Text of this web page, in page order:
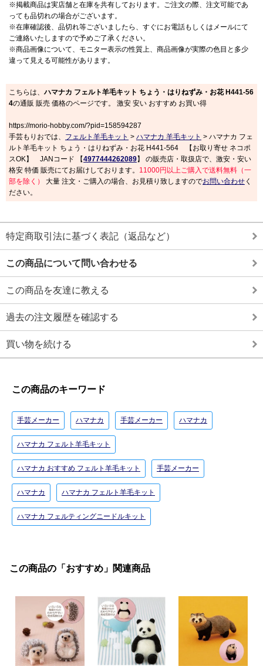
※掲載商品は実店舗と在庫を共有しております。ご注文の際、注文可能であ
っても品切れの場合がございます。
※在庫確認後、品切れ等ございましたら、すぐにお電話もしくはメールにて
ご連絡いたしますので予めご了承ください。
※商品画像について、モニター表示の性質上、商品画像が実際の色目と多少
違って見える可能性があります。
こちらは、ハマナカ フェルト羊毛キット ちょう・はりねずみ・お花 H441-56
4の通販 販売 価格のページです。 激安 安い おすすめ お買い得
https://morio-hobby.com/?pid=158594287
手芸もりおでは、 フェルト羊毛キット > ハマナカ 羊毛キット > ハマナカ フェ
ルト羊毛キット ちょう・はりねずみ・お花 H441-564 【お取り寄せ ネコポ
スOK】 JANコード 【4977444262089】 の販売店・取扱店で、激安・安い
格安 特価 販売にてお届けしております。 11000円以上ご購入で送料無料（一
部を除く）
大量 注文・ご購入の場合、お見積り致しますのでお問い合わせ く
ださい。
特定商取引法に基づく表記（返品など）
この商品について問い合わせる
この商品を友達に教える
過去の注文履歴を確認する
買い物を続ける
この商品のキーワード
手芸メーカー ハマナカ 手芸メーカー ハマナカ
ハマナカ フェルト羊毛キット
ハマナカ おすすめ フェルト羊毛キット 手芸メーカー
ハマナカ ハマナカ フェルト羊毛キット
ハマナカ フェルティングニードルキット
この商品の「おすすめ」関連商品